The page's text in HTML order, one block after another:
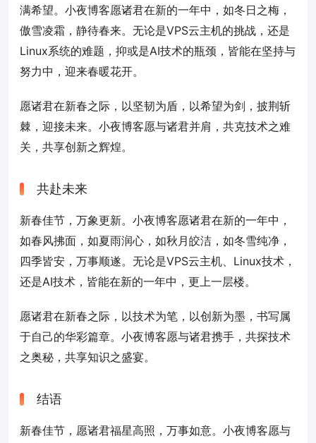
满希望。小夜博客愿诸君在新的一年中，如冬日之梅，
傲雪凌霜，静待春来。无论是VPS云主机的挑战，还是
Linux系统的难题，抑或是AI技术的瓶颈，皆能在坚持与
努力中，迎来春暖花开。
愿诸君在新春之际，以坚韧为盾，以希望为剑，披荆斩
棘，迎接未来。小夜博客愿与诸君并肩，共克技术之难
关，共享创新之辉煌。
共赴未来
新春佳节，万象更新。小夜博客愿诸君在新的一年中，
如春风拂面，如夏雨润心，如秋月皎洁，如冬雪纯净，
四季皆安，万事顺遂。无论是VPS云主机、Linux技术，
还是AI技术，皆能在新的一年中，更上一层楼。
愿诸君在新春之际，以技术为笔，以创新为墨，书写属
于自己的华彩篇章。小夜博客愿与诸君携手，共探技术
之奥秘，共享知识之盛宴。
结语
新春佳节，愿诸君福星高照，万事如意。小夜博客愿与